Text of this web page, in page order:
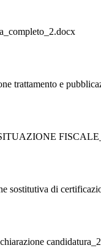
trattamento e
sostitutiva di